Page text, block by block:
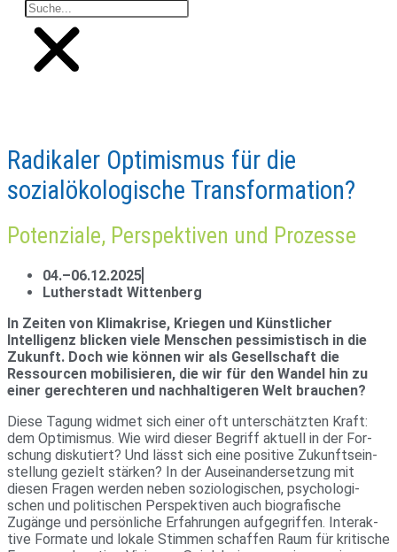
Radikaler Optimismus für die
sozialökologische Transformation?
Potenziale, Perspektiven und Prozesse
04.–06.12.2025
Lutherstadt Wittenberg
In Zeiten von Klimakrise, Kriegen und Künstlicher
Intelligenz blicken viele Menschen pessimistisch in die
Zukunft. Doch wie können wir als Gesellschaft die
Ressourcen mobilisieren, die wir für den Wandel hin zu
einer gerechteren und nachhaltigeren Welt brauchen?
Diese Tagung widmet sich einer oft unter­schätzten Kraft:
dem Opti­mismus. Wie wird dieser Begriff aktuell in der For­
schung dis­ku­tiert? Und lässt sich eine posi­tive Zukunft­s­ein­
stel­lung gezielt stärken? In der Aus­ein­an­der­set­zung mit
diesen Fragen werden neben sozio­lo­gi­schen, psy­cho­lo­gi­
schen und poli­ti­schen Per­spek­tiven auch bio­gra­fi­sche
Zugänge und per­sön­liche Erfah­rungen auf­ge­griffen. Inter­ak­
tive For­mate und lokale Stimmen schaffen Raum für kri­ti­sche